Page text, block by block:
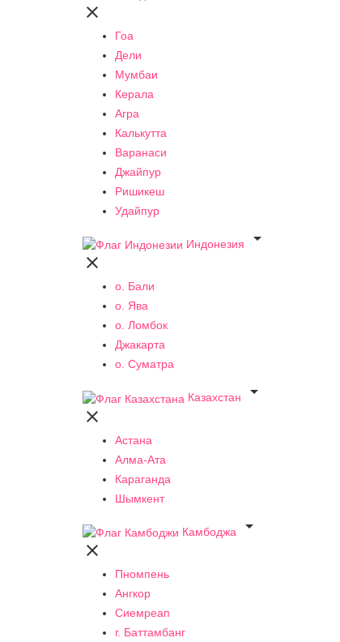

Гоа
Дели
Мумбаи
Керала
Агра
Калькутта
Варанаси
Джайпур
Ришикеш
Удайпур
Индонезия


о. Бали
о. Ява
о. Ломбок
Джакарта
о. Суматра
Казахстан


Астана
Алма-Ата
Караганда
Шымкент
Камбоджа


Пномпень
Ангкор
Сиемреап
г. Баттамбанг